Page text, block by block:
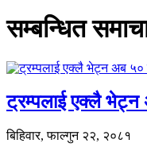
सम्बन्धित
ट्रम्पलाई एक्लै भेट्न
बिहिवार, फाल्गुन २२, २०८१